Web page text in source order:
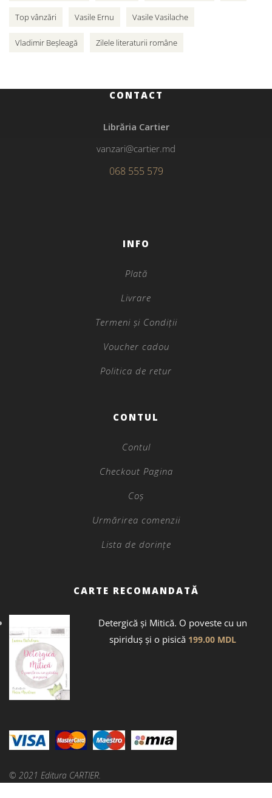
Top vânzări Vasile Ernu Vasile Vasilache
Vladimir Beșleagă Zilele literaturii române
CONTACT
Librăria Cartier
vanzari@cartier.md
068 555 579
INFO
Plată
Livrare
Termeni și Condiții
Voucher cadou
Politica de retur
CONTUL
Contul
Checkout Pagina
Coș
Urmărirea comenzii
Lista de dorințe
CARTE RECOMANDATĂ
Detergică și Mitică. O poveste cu un
spiriduș și o pisică 199.00 MDL
© 2021 Editura CARTIER.